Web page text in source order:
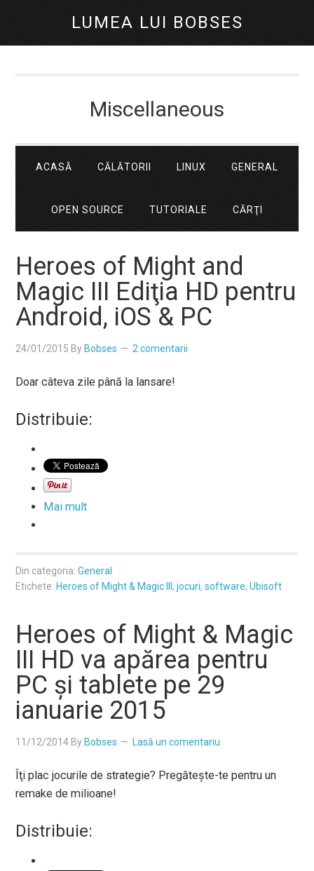
LUMEA LUI BOBSES
Miscellaneous
ACASĂ CĂLĂTORII LINUX GENERAL
OPEN SOURCE TUTORIALE CĂRŢI
Heroes of Might and
Magic III Ediţia HD pentru
Android, iOS & PC
24/01/2015 By Bobses 2 comentarii
Doar câteva zile până la lansare!
Distribuie:
Mai mult
Din categoria:General
Etichete: Heroes of Might & Magic III ,jocuri,software,Ubisoft
Heroes of Might & Magic
III HD va apărea pentru
PC şi tablete pe 29
ianuarie 2015
11/12/2014 By Bobses Lasă un comentariu
Îţi plac jocurile de strategie? Pregăteşte-te pentru un
remake de milioane!
Distribuie: